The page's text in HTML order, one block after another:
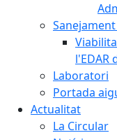
l'EDAR
Laboratori
Portada
Actualitat
La Circular